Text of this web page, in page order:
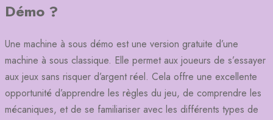
Démo ?
Une machine à sous démo est une version gratuite d’une
machine à sous classique. Elle permet aux joueurs de s’essayer
aux jeux sans risquer d’argent réel. Cela offre une excellente
opportunité d’apprendre les règles du jeu, de comprendre les
mécaniques, et de se familiariser avec les différents types de